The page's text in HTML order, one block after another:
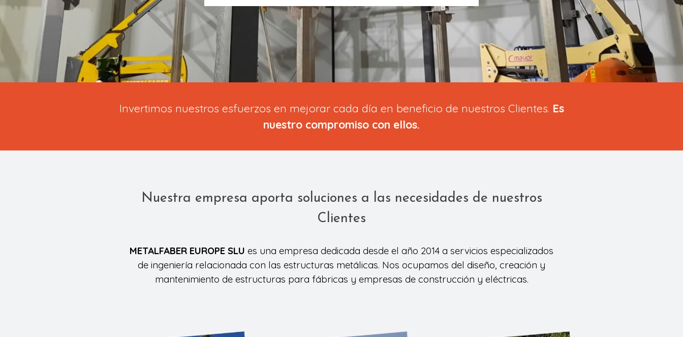
Invertimos nuestros esfuerzos en mejorar cada día en beneficio de nuestros Clientes. Es
nuestro compromiso con ellos.
Nuestra empresa aporta soluciones a las necesidades de nuestros
Clientes
METALFABER EUROPE SLU es una empresa dedicada desde el año 2014 a servicios especializados
de ingeniería relacionada con las estructuras metálicas. Nos ocupamos del diseño, creación y
mantenimiento de estructuras para fábricas y empresas de construcción y eléctricas.